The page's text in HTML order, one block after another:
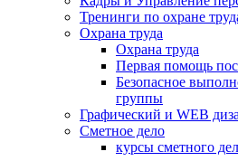
Тренинги по охране
Охрана труда
Охрана труда
Первая помощь
Безопасное
группы
Графический и WEB
Сметное дело
курсы сметного